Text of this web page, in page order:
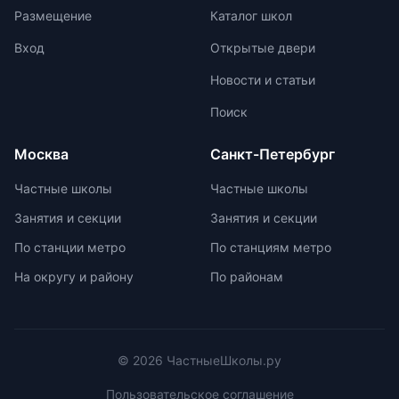
оценке помогают детям развивать
свои навыки и интересы.
начинается с национальных
соревнований, включая школьные,
тренировочные сборы,
интенсивные занятия, практикумы,
индивидуальные консультации.
Участие в международных
новый опыт, пройти серьезную
Размещение
Вход
Каталог школ
Открытые двери
Новости и статьи
Поиск
Москва
Частные школы
Занятия и секции
По станции метро
На округу и району
Санкт-Петербург
Частные школы
Занятия и секции
По станциям метро
По районам
© 2026 ЧастныеШколы.ру
Пользовательское соглашение